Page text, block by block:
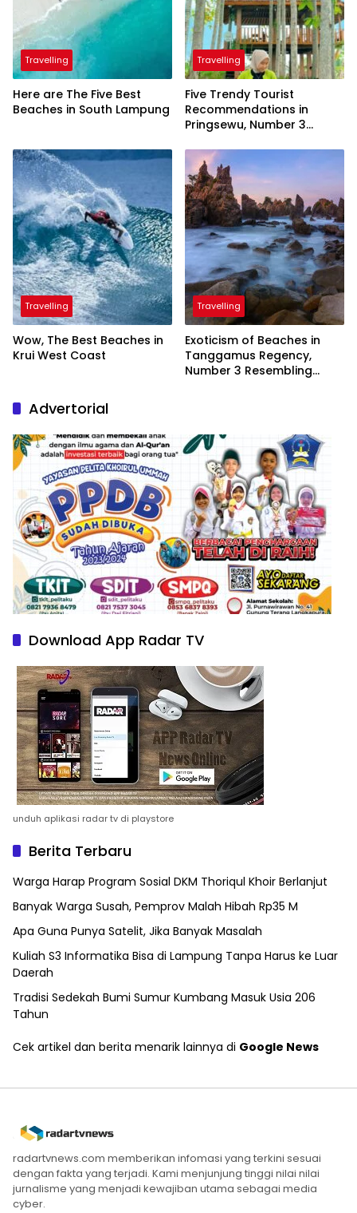
Travelling
Here are The Five Best
Beaches in South Lampung
Travelling
Five Trendy Tourist
Recommendations in
Pringsewu, Number 3
President
Travelling
Wow, The Best Beaches in
Krui West Coast
Travelling
Exoticism of Beaches in
Tanggamus Regency,
Number 3 Resembling
Advertorial
Download App Radar TV
unduh aplikasi radar tv di playstore
Berita Terbaru
Warga Harap Program Sosial DKM Thoriqul Khoir Berlanjut
Banyak Warga Susah, Pemprov Malah Hibah Rp35 M
Apa Guna Punya Satelit, Jika Banyak Masalah
Kuliah S3 Informatika Bisa di Lampung Tanpa Harus ke Luar
Daerah
Tradisi Sedekah Bumi Sumur Kumbang Masuk Usia 206
Tahun
Cek artikel dan berita menarik lainnya di Google News
radartvnews.com memberikan infomasi yang terkini sesuai
dengan fakta yang terjadi. Kami menjunjung tinggi nilai nilai
jurnalisme yang menjadi kewajiban utama sebagai media
cyber.